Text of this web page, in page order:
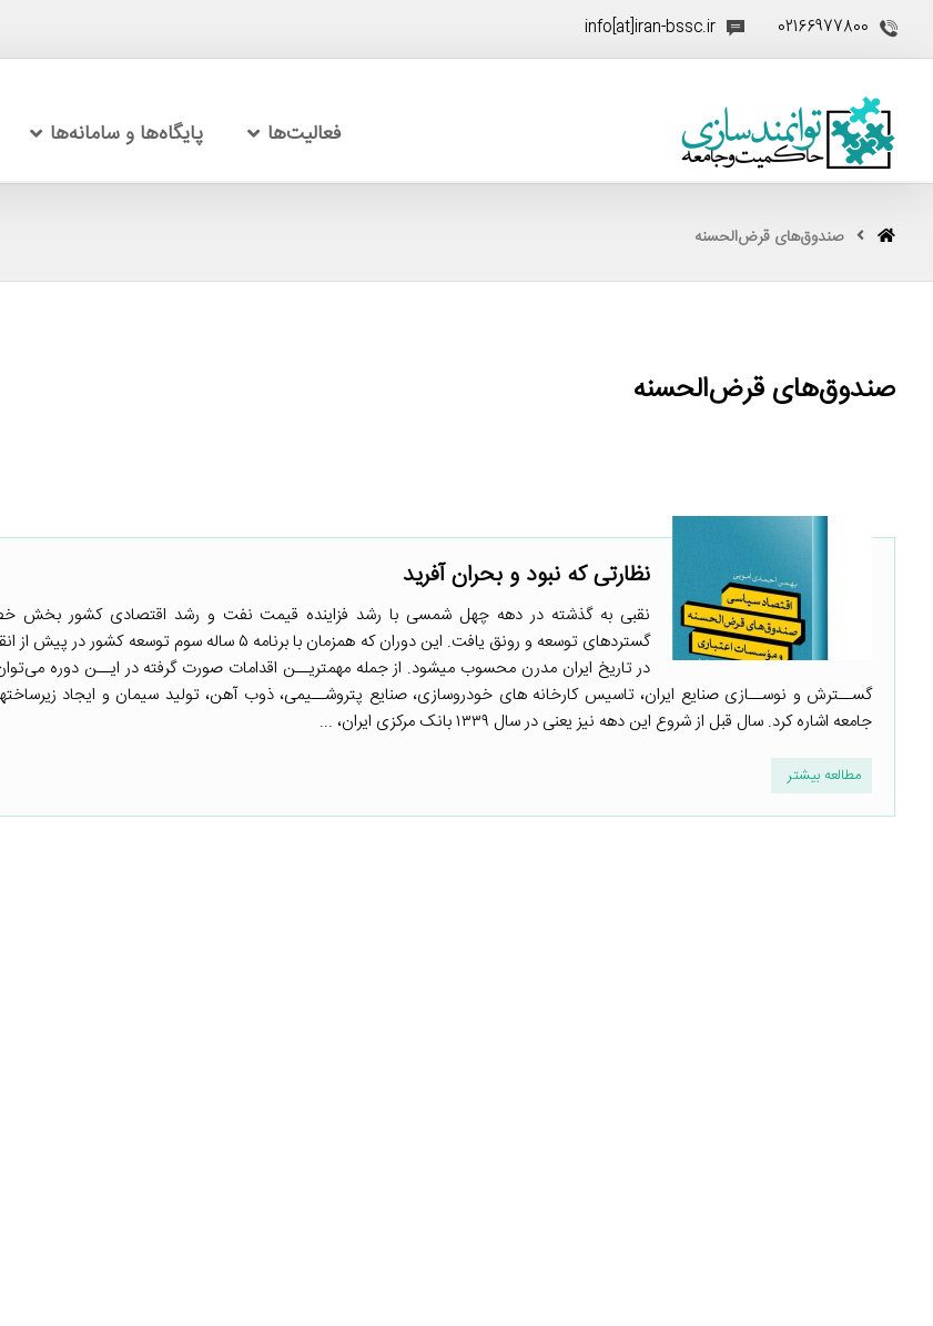
02166977800
info[at]iran-bssc.ir
فعالیت‌ها پایگاه‌ها و سامانه‌ها
صندوق‌های قرض‌الحسنه
صندوق‌های قرض‌الحسنه
نظارتی که نبود و بحران آفرید
نقبی به گذشته در دهه چهل شمسی با رشد فزاینده قیمت نفت و رشد اقتصادی کشور بخش
گستردهای توسعه و رونق یافت. این دوران که همزمان با برنامه ۵ ساله سوم
در تاریخ ایران مدرن محسوب میشود. از جمله مهمتریــن اقدامات صورت گرفته در ایــن دوره
گســترش و نوســازی صنایع ایران، تاسیس کارخانه های خودروسازی، صنایع پتروشــیمی، ذوب آهن، تولید سیمان و ایجاد
جامعه اشاره کرد. سال قبل از شروع این دهه نیز یعنی در سال ۱۳۳۹ بانک مرکزی ایران، ...
مطالعه بیشتر